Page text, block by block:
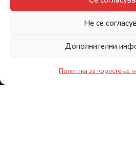
Не се
Дополнителни
Политика за користење